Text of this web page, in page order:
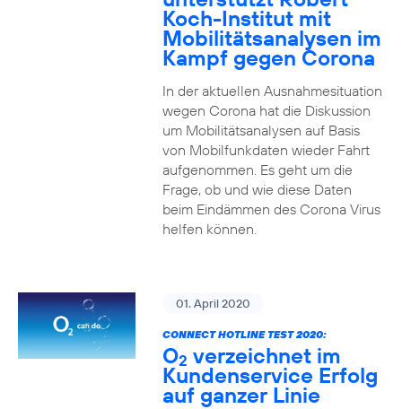
Koch-Institut mit
Mobilitätsanalysen im
Kampf gegen Corona
In der aktuellen Ausnahmesituation
wegen Corona hat die Diskussion
um Mobilitätsanalysen auf Basis
von Mobilfunkdaten wieder Fahrt
aufgenommen. Es geht um die
Frage, ob und wie diese Daten
beim Eindämmen des Corona Virus
helfen können.
01. April 2020
CONNECT HOTLINE TEST 2020:
O2 verzeichnet im
Kundenservice Erfolg
auf ganzer Linie